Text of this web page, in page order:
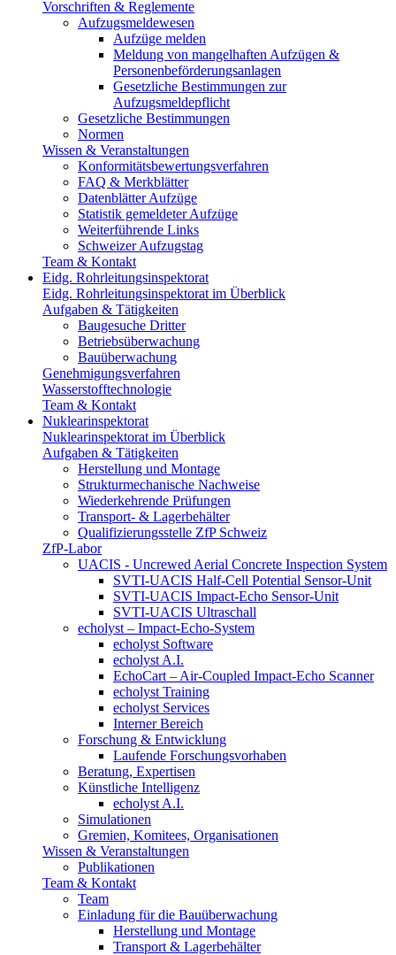
Vorschriften & Reglemente
Aufzugsmeldewesen
Aufzüge melden
Meldung von mangelhaften Aufzügen &
Personenbeförderungsanlagen
Gesetzliche Bestimmungen zur
Aufzugsmeldepflicht
Gesetzliche Bestimmungen
Normen
Wissen & Veranstaltungen
Konformitätsbewertungsverfahren
FAQ & Merkblätter
Datenblätter Aufzüge
Statistik gemeldeter Aufzüge
Weiterführende Links
Schweizer Aufzugstag
Team & Kontakt
Eidg. Rohrleitungsinspektorat
Eidg. Rohrleitungsinspektorat im Überblick
Aufgaben & Tätigkeiten
Baugesuche Dritter
Betriebsüberwachung
Bauüberwachung
Genehmigungsverfahren
Wasserstofftechnologie
Team & Kontakt
Nuklearinspektorat
Nuklearinspektorat im Überblick
Aufgaben & Tätigkeiten
Herstellung und Montage
Strukturmechanische Nachweise
Wiederkehrende Prüfungen
Transport- & Lagerbehälter
Qualifizierungsstelle ZfP Schweiz
ZfP-Labor
UACIS - Uncrewed Aerial Concrete Inspection System
SVTI-UACIS Half-Cell Potential Sensor-Unit
SVTI-UACIS Impact-Echo Sensor-Unit
SVTI-UACIS Ultraschall
echolyst – Impact-Echo-System
echolyst Software
echolyst A.I.
EchoCart – Air-Coupled Impact-Echo Scanner
echolyst Training
echolyst Services
Interner Bereich
Forschung & Entwicklung
Laufende Forschungsvorhaben
Beratung, Expertisen
Künstliche Intelligenz
echolyst A.I.
Simulationen
Gremien, Komitees, Organisationen
Wissen & Veranstaltungen
Publikationen
Team & Kontakt
Team
Einladung für die Bauüberwachung
Herstellung und Montage
Transport & Lagerbehälter